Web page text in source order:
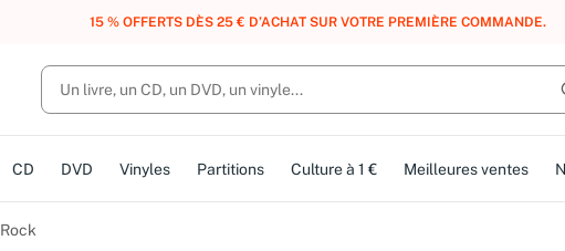
UN ACHAT, DES POINTS, DES RÉCOMPENSES :REJOIGNEZ GRATUITEMENT LE CLUB
CD DVD Vinyles Partitions Culture à 1 € Meilleures ventes
Rock